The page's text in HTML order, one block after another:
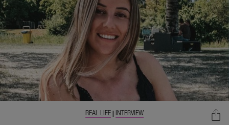
REAL LIFE | INTERVIEW